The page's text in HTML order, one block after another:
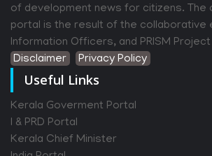
of development news for citizens. The
portal is the result of the
Information Officers, and PRISM Project
Disclaimer
Privacy Policy
Useful Links
Kerala Goverment Portal
I & PRD Portal
Kerala Chief Minister